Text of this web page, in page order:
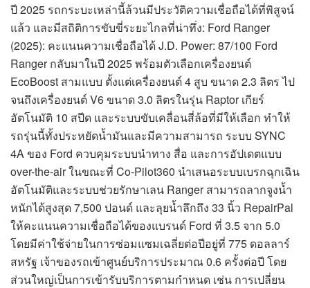
ปี 2025 รถกระบะเหล่านี้ล้วนมีประวัติความเชื่อถือได้ที่พิสูจน์
แล้ว และมีสถิติการขับขี่ระยะไกลที่น่าทึ่ง: Ford Ranger
(2025): คะแนนความเชื่อถือได้ J.D. Power: 87/100 Ford
Ranger กลับมาในปี 2025 พร้อมตัวเลือกเครื่องยนต์
EcoBoost สามแบบ ตั้งแต่เครื่องยนต์ 4 สูบ ขนาด 2.3 ลิตร ไป
จนถึงเครื่องยนต์ V6 ขนาด 3.0 ลิตรในรุ่น Raptor เกียร์
อัตโนมัติ 10 สปีด และระบบขับเคลื่อนสี่ล้อที่มีให้เลือก ทำให้
รถรุ่นนี้ทั้งประหยัดน้ำมันและมีความสามารถ ระบบ SYNC
4A ของ Ford ควบคุมระบบนำทาง สื่อ และการอัปเดตแบบ
over-the-air ในขณะที่ Co-Pilot360 นำเสนอระบบเบรกฉุกเฉิน
อัตโนมัติและระบบช่วยรักษาเลน Ranger สามารถลากจูงน้ำ
หนักได้สูงสุด 7,500 ปอนด์ และลุยน้ำลึกถึง 33 นิ้ว RepairPal
ให้คะแนนความเชื่อถือได้ของแบรนด์ Ford ที่ 3.5 จาก 5.0
โดยมีค่าใช้จ่ายในการซ่อมแซมเฉลี่ยต่อปีอยู่ที่ 775 ดอลลาร์
สหรัฐ เจ้าของรถเข้าศูนย์บริการประมาณ 0.6 ครั้งต่อปี โดย
ส่วนใหญ่เป็นการเข้ารับบริการตามกำหนด เช่น การเปลี่ยน